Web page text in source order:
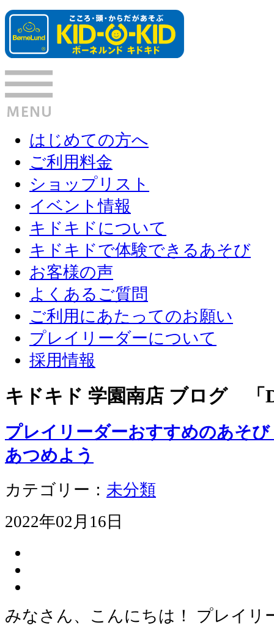
はじめての方へ
ご利用料金
ショップリスト
イベント情報
キドキドについて
キドキドで体験できるあそび
お客様の声
よくあるご質問
ご利用にあたってのお願い
プレイリーダーについて
採用情報
キドキド 学園南店 ブログ 「
プレイリーダーおすすめのあそ
あつめよう
カテゴリー： 未分類
2022年02月16日
みなさん、こんにちは！ プレイリ